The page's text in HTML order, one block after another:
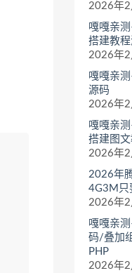
2026年2
嘎嘎亲
搭建教
2026年2
嘎嘎亲
源码
2026年2
嘎嘎亲
搭建图
2026年2
2026年
4G3M只
2026年2
嘎嘎亲
码/叠加
PHP
2026年2